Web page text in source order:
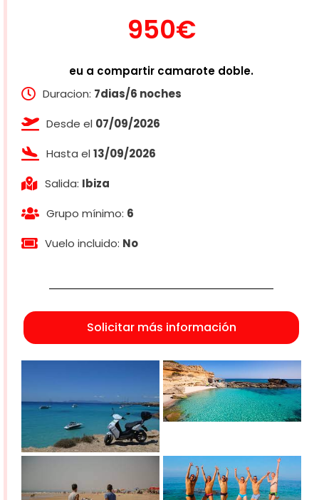
950€
eu a compartir camarote doble.
Duracion: 7dias/6 noches
Desde el 07/09/2026
Hasta el 13/09/2026
Salida: Ibiza
Grupo mínimo: 6
Vuelo incluido: No
Solicitar más información